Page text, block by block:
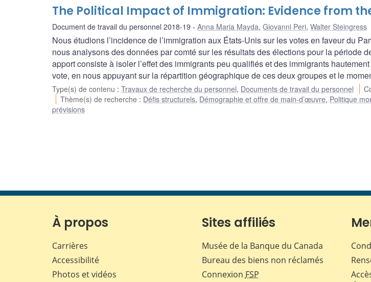
The Political Impact of Immigration: Evidence from
Document de travail du personnel 2018-19 Anna Maria Mayda, Giovanni Peri, Walter Steingress
Nous étudions l’incidence de l’immigration aux États-Unis sur les votes en faveur du
nous analysons des données par comté sur les résultats des élections pour la période
apport consiste à isoler l’effet des immigrants peu qualifiés et des immigrants
vote, en nous appuyant sur la répartition géographique de ces deux groupes et le
Type(s) de contenu : Travaux de recherche du personnel, Documents de travail du personnel
Thème(s) de recherche : Défis structurels, Démographie et offre de main-d’œuvre, Politique
prévisions
À propos
Carrières
Accessibilité
Photos et vidéos
Sites affiliés
Musée de la Banque du Canada
Bureau des biens non réclamés
Connexion FSP